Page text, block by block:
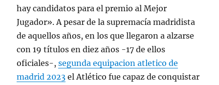
hay candidatos para el premio al Mejor
Jugador». A pesar de la supremacía madridista
de aquellos años, en los que llegaron a alzarse
con 19 títulos en diez años -17 de ellos
oficiales-,segunda equipacion atletico de
madrid 2023 el Atlético fue capaz de conquistar